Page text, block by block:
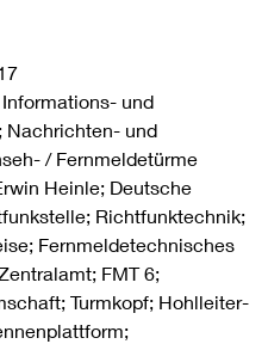
und
Nachrichten- und
/ Fernmeldetürme
Heinle; Deutsche
Richtfunktechnik;
Fernmeldetechnisches
FMT 6;
Turmkopf; Hohlleiter-